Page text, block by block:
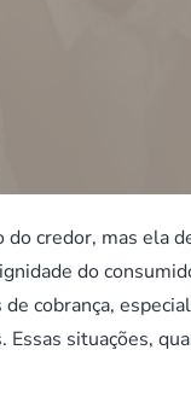
credor, mas ela
do
cobrança,
Essas situações,